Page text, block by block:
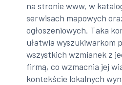
na stronie www, w
serwisach mapowych
ogłoszeniowych. Taka
ułatwia wyszukiwarkom
wszystkich wzmianek z
firmą, co wzmacnia jej
kontekście lokalnych